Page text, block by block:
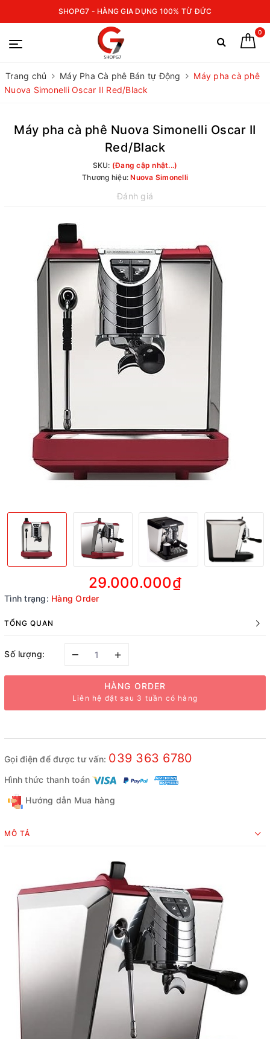
SHOPG7 - HÀNG GIA DỤNG 100% TỪ ĐỨC
0
Trang chủ Máy Pha Cà phê Bán tự Động
Máy pha cà phê
Nuova Simonelli Oscar II Red/Black
Máy pha cà phê Nuova Simonelli Oscar II
Red/Black
SKU: (Đang cập nhật...)
Thương hiệu:Nuova Simonelli
Đánh giá
29.000.000₫
Tình trạng: Hàng Order
TỔNG QUAN
Số lượng: – +
HÀNG ORDER
Liên hệ đặt sau 3 tuần có hàng
Gọi điện để được tư vấn: 039 363 6780
Hình thức thanh toán
Hướng dẫn Mua hàng
MÔ TẢ